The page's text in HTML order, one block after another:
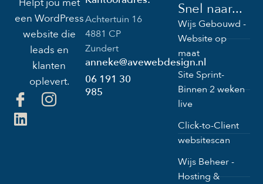
Helpt jou met
een WordPress
website die
leads en
klanten
oplevert.
Achtertuin 16
4881 CP
Zundert
anneke@avewebdesign.nl
06 191 30
985
Snel naar...
Wijs Gebouwd -
Website op
maat
Site Sprint-
Binnen 2 weken
live
Click-to-Client
websitescan
Wijs Beheer -
Hosting &